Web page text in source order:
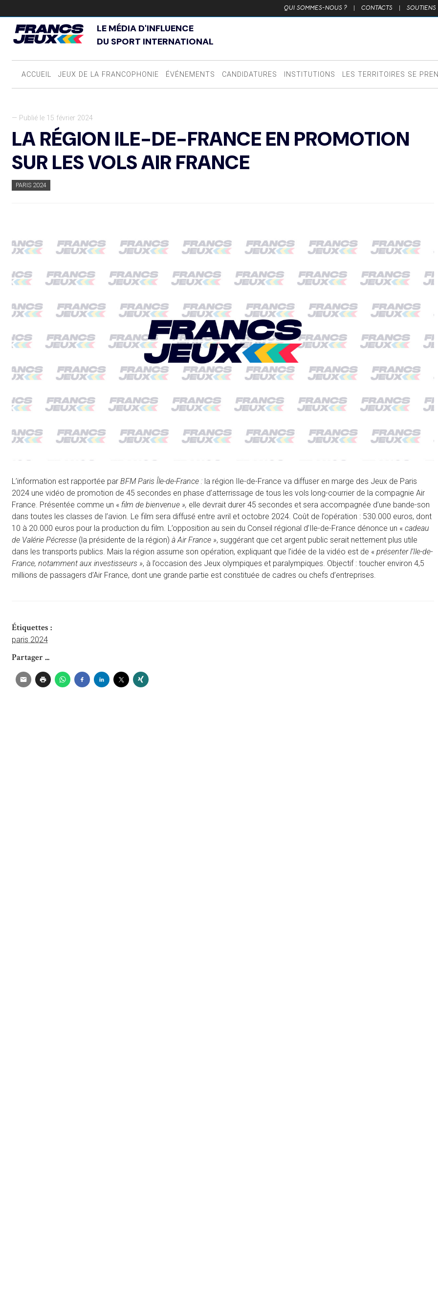
QUI SOMMES-NOUS ? | CONTACTS | SOUTIENS
LE MÉDIA D'INFLUENCE
DU SPORT INTERNATIONAL
ACCUEIL JEUX DE LA FRANCOPHONIE ÉVÉNEMENTS CANDIDATURES INSTITUTIONS LES TERRITOIRES SE
— Publié le 15 février 2024
LA RÉGION ILE-DE-FRANCE EN PROMOTION
SUR LES VOLS AIR FRANCE
PARIS 2024
L’information est rapportée par BFM Paris Île-de-France : la région Ile-de-France va diffuser en marge des Jeux de Paris
2024 une vidéo de promotion de 45 secondes en phase d’atterrissage de tous les vols long-courrier de la compagnie Air
France. Présentée comme un « film de bienvenue », elle devrait durer 45 secondes et sera accompagnée d’une bande-son
dans toutes les classes de l’avion. Le film sera diffusé entre avril et octobre 2024. Coût de l’opération : 530.000 euros, dont
10 à 20.000 euros pour la production du film. L’opposition au sein du Conseil régional d’Ile-de-France dénonce un « cadeau
de Valérie Pécresse (la présidente de la région) à Air France », suggérant que cet argent public serait nettement plus utile
dans les transports publics. Mais la région assume son opération, expliquant que l’idée de la vidéo est de « présenter l’Ile-de-
France, notamment aux investisseurs », à l’occasion des Jeux olympiques et paralympiques. Objectif : toucher environ 4,5
millions de passagers d’Air France, dont une grande partie est constituée de cadres ou chefs d’entreprises.
Étiquettes :
paris 2024
Partager ...